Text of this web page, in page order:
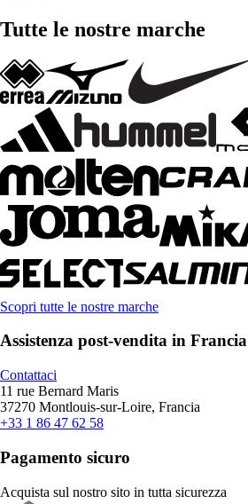
Tutte le nostre marche
Scopri tutte le nostre marche
Assistenza post-vendita in Francia
Contattaci
11 rue Bernard Maris
37270 Montlouis-sur-Loire, Francia
+33 1 86 47 62 58
Pagamento sicuro
Acquista sul nostro sito in tutta sicurezza